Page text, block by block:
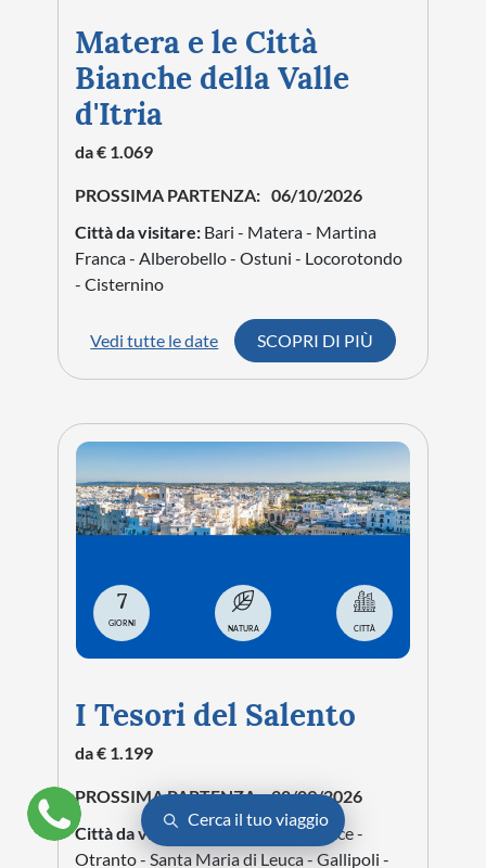
Matera e le Città
Bianche della Valle
d'Itria
da € 1.069
PROSSIMA PARTENZA: 06/10/2026
Città da visitare: Bari - Matera - Martina
Franca - Alberobello - Ostuni - Locorotondo
- Cisternino
Vedi tutte le date SCOPRI DI PIÙ
7
GIORNI
NATURA CITTÀ
I Tesori del Salento
da € 1.199
PROSSIMA PARTENZA: 28/09/2026
Città da visitare:Bari - Ostuni - Lecce -
Otranto - Santa Maria di Leuca - Gallipoli -
Cerca il tuo viaggio